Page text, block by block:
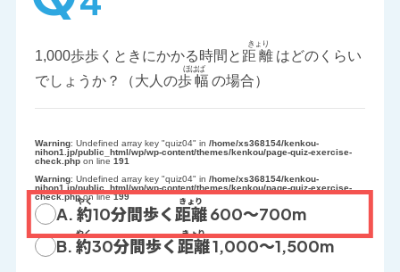
1,000歩歩くときにかかる時間と 距離 はどのくらい
でしょうか？（大人の歩幅 の場合）
Warning: Undefined array key "quiz04" in /home/xs368154/kenkou-
nihon1.jp/public_html/wp/wp-content/themes/kenkou/page-quiz-exercise-
check.phpon line 191
Warning: Undefined array key "quiz04" in /home/xs368154/kenkou-
nihon1.jp/public_html/wp/wp-content/themes/kenkou/page-quiz-exercise-
check.phpon line199
A. 約10分間歩く距離600～700m
B. 約30分間歩く距離1,000～1,500m